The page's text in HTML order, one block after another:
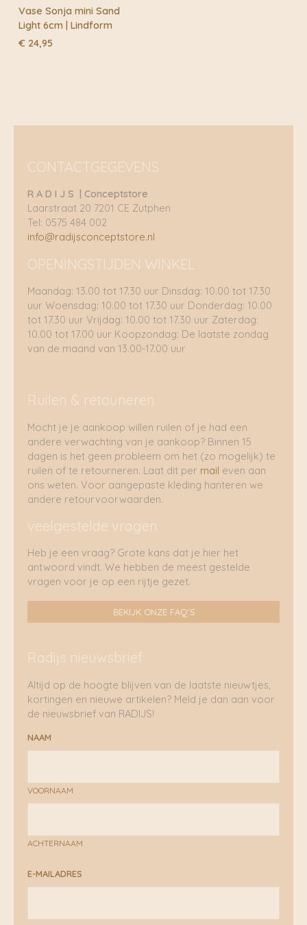
Vase Sonja mini Sand
Light 6cm | Lindform
€ 24,95
CONTACTGEGEVENS
R A D I J S | Conceptstore
Laarstraat 20 7201 CE Zutphen
Tel: 0575 484 002
info@radijsconceptstore.nl
OPENINGSTIJDEN WINKEL
Maandag: 13.00 tot 17.30 uur Dinsdag: 10.00 tot 17.30
uur Woensdag: 10.00 tot 17.30 uur Donderdag: 10.00
tot 17.30 uur Vrijdag: 10.00 tot 17.30 uur Zaterdag:
10.00 tot 17.00 uur Koopzondag: De laatste zondag
van de maand van 13.00-17.00 uur
Ruilen & retouneren
Mocht je je aankoop willen ruilen of je had een
andere verwachting van je aankoop? Binnen 15
dagen is het geen probleem om het (zo mogelijk) te
ruilen of te retourneren. Laat dit per mail even aan
ons weten. Voor aangepaste kleding hanteren we
andere retourvoorwaarden.
veelgestelde vragen
Heb je een vraag? Grote kans dat je hier het
antwoord vindt. We hebben de meest gestelde
vragen voor je op een rijtje gezet.
BEKIJK ONZE FAQ'S
Radijs nieuwsbrief
Altijd op de hoogte blijven van de laatste nieuwtjes,
kortingen en nieuwe artikelen? Meld je dan aan voor
de nieuwsbrief van RADIJS!
NAAM
VOORNAAM
ACHTERNAAM
E-MAILADRES